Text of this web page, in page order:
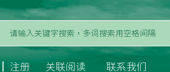
注册 关联阅读 联系我们